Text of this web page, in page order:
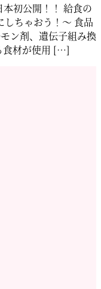
初公開！！ 給食の
しちゃおう！～ 食品
ン剤、遺伝子組み換
食材が使用 […]